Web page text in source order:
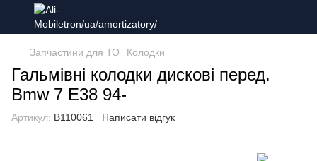
Запчастини для ТО Колодки
Гальмівні колодки дискові перед.
Bmw 7 E38 94-
Артикул: B110061 Написати відгук